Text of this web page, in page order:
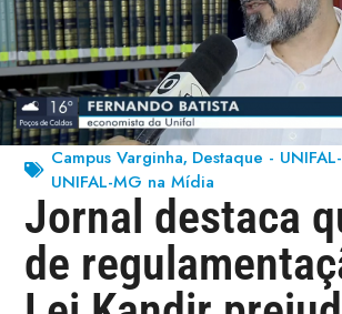
Campus Varginha, Destaque -
UNIFAL-MG na Mídia
Jornal destaca
de